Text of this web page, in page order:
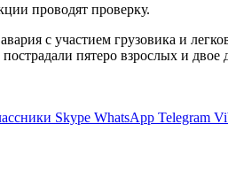
проводят проверку.
с участием грузовика и
пятеро взрослых и
Skype WhatsApp Telegram